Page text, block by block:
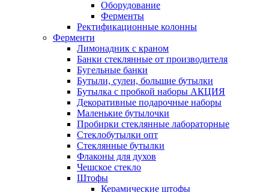
Оборудование
Ферменты
Ректификационные колонны
Ферменти
Лимонадник с краном
Банки стеклянные от производителя
Бугельные банки
Бутыли, сулеи, большие бутылки
Бутылка с пробкой наборы АКЦИЯ
Декоративные подарочные наборы
Маленькие бутылочки
Пробирки стеклянные лабораторные
Стеклобутылки опт
Стеклянные бутылки
Флаконы для духов
Чешское стекло
Штофы
Керамические штофы